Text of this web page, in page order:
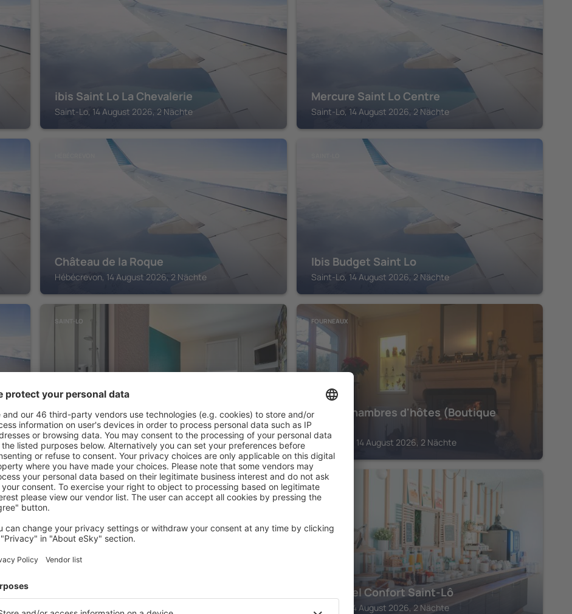
ibis Saint Lo La Chevalerie
Saint-Lo, 14 August 2026, 2 Nächte
Mercure Saint Lo Centre
Saint-Lo, 14 August 2026, 2 Nächte
Château de la Roque
Hébécrevon, 14 August 2026, 2 Nächte
Ibis Budget Saint Lo
Saint-Lo, 14 August 2026, 2 Nächte
SAINT-LO
HOTEL F1 SAINT-LO
Saint-Lo, 14 August 2026, 2 Nächte
FOURNEAUX
No:16 Chambres d'hôtes (Boutique
Hotel)
Fourneaux, 14 August 2026, 2 Nächte
SAINT-LO
Saint-Lo, 14 August 2026, 2 Nächte
SAINT-LO
Brit Hotel Confort Saint-Lô
Saint-Lo, 14 August 2026, 2 Nächte